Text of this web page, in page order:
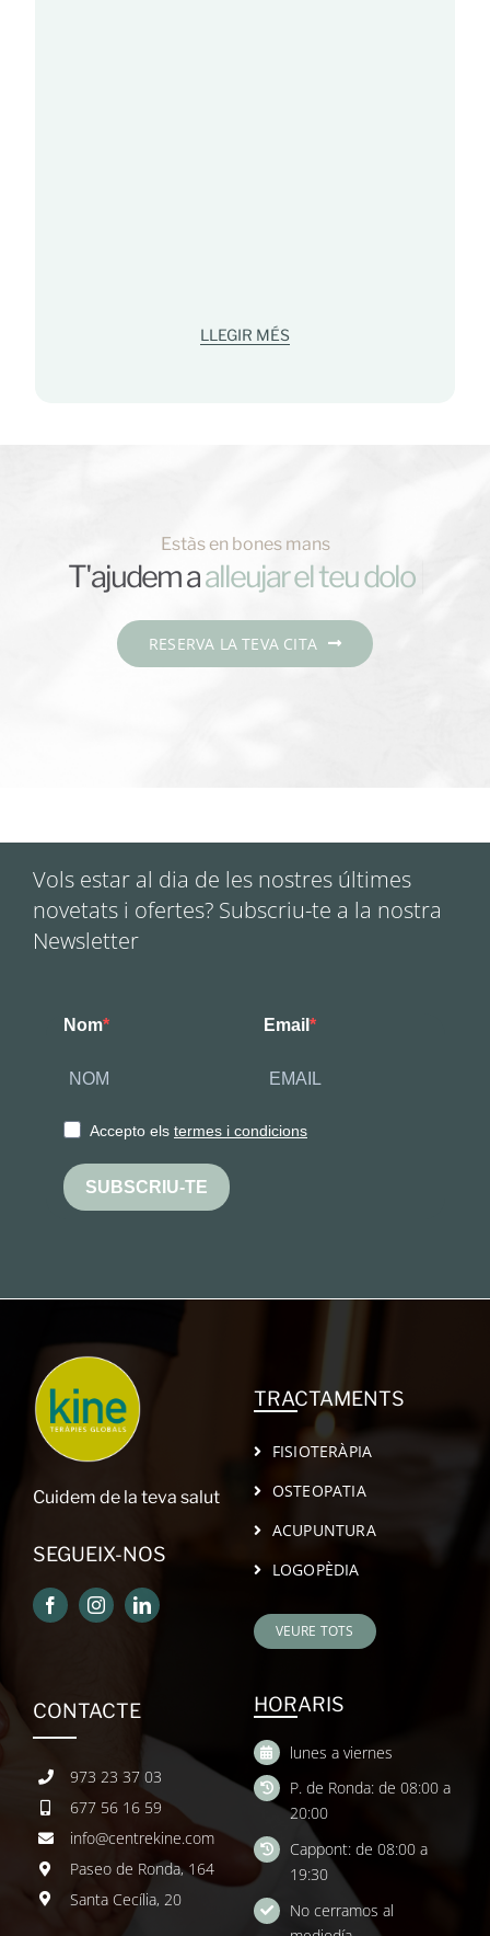
LLEGIR MÉS
Estàs en bones mans
T'ajudem a
RESERVA LA TEVA CITA
Vols estar al dia de les nostres últimes
novetats i ofertes? Subscriu-te a la nostra
Newsletter
Nom Email
Accepto els termes i condicions
SUBSCRIU-TE
Cuidem de la teva salut
SEGUEIX-NOS
TRACTAMENTS
FISIOTERÀPIA
OSTEOPATIA
ACUPUNTURA
LOGOPÈDIA
VEURE TOTS
CONTACTE
973 23 37 03
677 56 16 59
info@centrekine.com
Paseo de Ronda, 164
Santa Cecília, 20
HORARIS
lunes a viernes
P. de Ronda: de 08:00 a
20:00
Cappont: de 08:00 a
19:30
No cerramos al